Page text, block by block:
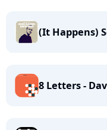
(It Happens)
8 Letters -